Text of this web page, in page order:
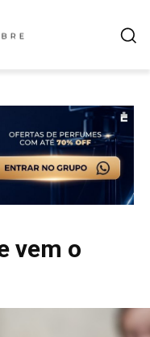
vem o